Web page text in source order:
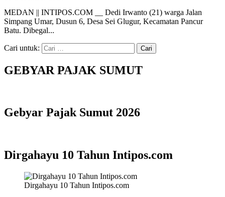
MEDAN || INTIPOS.COM __ Dedi Irwanto (21) warga Jalan
Simpang Umar, Dusun 6, Desa Sei Glugur, Kecamatan Pancur
Batu. Dibegal...
Cari untuk:
GEBYAR PAJAK SUMUT
Gebyar Pajak Sumut 2026
Dirgahayu 10 Tahun Intipos.com
Dirgahayu 10 Tahun Intipos.com